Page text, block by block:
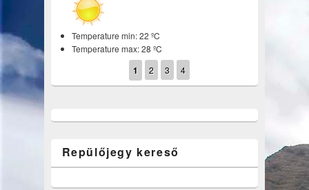
Temperature min: 22 ºC
Temperature max: 28 ºC
1 2 3 4
Repülőjegy kereső